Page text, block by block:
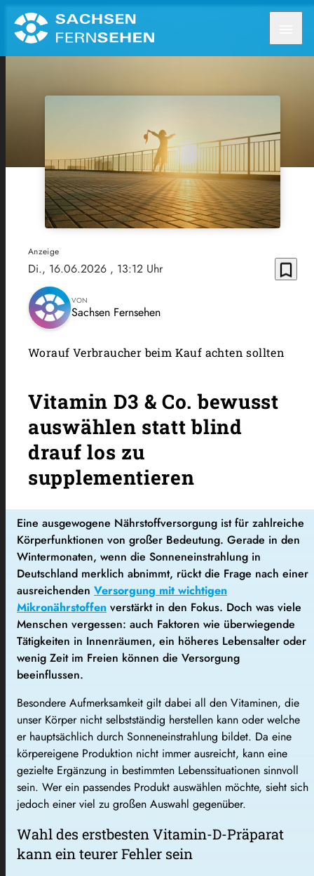
Anzeige
Di., 16.06.2026 , 13:12 Uhr bookmark_border
VON
Sachsen Fernsehen
Worauf Verbraucher beim Kauf achten sollten
Vitamin D3 & Co. bewusst
auswählen statt blind
drauf los zu
supplementieren
Eine ausgewogene Nährstoffversorgung ist für zahlreiche
Körperfunktionen von großer Bedeutung. Gerade in den
Wintermonaten, wenn die Sonneneinstrahlung in
Deutschland merklich abnimmt, rückt die Frage nach einer
ausreichenden Versorgung mit wichtigen
Mikronährstoffen verstärkt in den Fokus. Doch was viele
Menschen vergessen: auch Faktoren wie überwiegende
Tätigkeiten in Innenräumen, ein höheres Lebensalter oder
wenig Zeit im Freien können die Versorgung
beeinflussen.
Besondere Aufmerksamkeit gilt dabei all den Vitaminen, die
unser Körper nicht selbstständig herstellen kann oder welche
er hauptsächlich durch Sonneneinstrahlung bildet. Da eine
körpereigene Produktion nicht immer ausreicht, kann eine
gezielte Ergänzung in bestimmten Lebenssituationen sinnvoll
sein. Wer ein passendes Produkt auswählen möchte, sieht sich
jedoch einer viel zu großen Auswahl gegenüber.
Wahl des erstbesten Vitamin-D-Präparat
kann ein teurer Fehler sein